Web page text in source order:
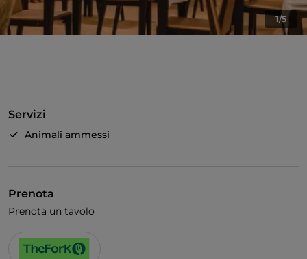
1/5
Servizi
Animali ammessi
Prenota
Prenota un tavolo